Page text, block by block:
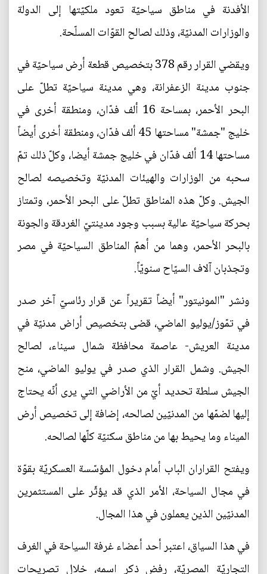
الأفدنة في مناطق سياحيّة تعود ملكيّتها إلى الدولة
والوزارات المدنيّة، وذلك لصالح القوّات المسلّحة.
ويقضي القرار رقم 378 بتخصيص قطعة أرض سياحيّة في
جنوب مدينة الزعفرانة، وهي مدينة سياحيّة تطلّ على
البحر الأحمر، بمساحة 16 ألف فدّان، ومنطقة أخرى في
خليج "جمشة" مساحتها 45 ألف فدّان، ومنطقة أخرى أيضاً
مساحتها 14 ألف فدّان في خليج جمشة أيضا، وكلّ ذلك تمّ
سحبه من الوزارات والهيئات المدنيّة وتخصيصه لصالح
الجيش. وكلّ هذه المناطق تطلّ على البحر الأحمر، وتمتاز
بحركة سياحيّة عالية بسبب وجود مدينتيّ الغردقة والجونة
بالبحر الأحمر، وهما من أهمّ المناطق السياحيّة في مصر
وتجذبان آلاف السيّاح سنويّاً.
ونشر "المونيتور" أيضاً تقريراً عن قرار رئاسيّ آخر صدر
في تمّوز/يوليو الماضي، قضى بتخصيص أراض مدنيّة في
مدينة العريش- عاصمة محافظة شمال سيناء، لصالح
الجيش. وشمل القرار الذي صدر في يوليو الماضي، منح
الجيش سلطة تحديد أيّ من الأراضي التي يرى أنّه يحتاج
إليها لضمّها من المدنيّين لصالحه، إضافة إلى تخصيص أرض
الميناء وما يحيط بها من مناطق سكنيّة كلّها لصالحه.
ويفتح القراران الباب أمام دخول المؤسّسة العسكريّة بقوّة
في مجال السياحة، الأمر الذي قد يؤثّر على المستثمرين
المدنيّين الذين يعملون في هذا المجال.
في هذا السياق، اعتبر أحد أعضاء غرفة السياحة في الغرف
التجاريّة المصريّة، رفض ذكر اسمه، خلال تصريحات